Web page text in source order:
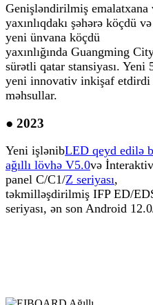
Genişləndirilmiş emalatxana
yaxınlıqdakı şəhərə köçdü
yeni ünvana köçdü
yaxınlığında Guangming
sürətli qatar stansiyası. Yeni
yeni innovativ inkişaf etdirdi
məhsullar.
● 2023
Yeni işlənibLED qeyd edilə
ağıllı lövhə V5.0və
panel C/C1/Z seriyası,
təkmilləşdirilmiş IFP ED/
seriyası, ən son Android